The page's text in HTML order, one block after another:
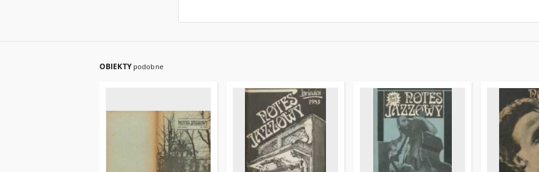
OBIEKTY podobne